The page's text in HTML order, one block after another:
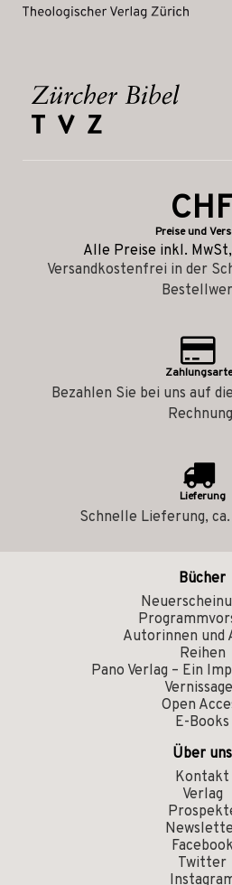
Preise und
Alle Preise inkl.
Versandkostenfrei in der
Bezahlen Sie bei uns auf
Lieferung
Schnelle Lieferung,
Bücher
Autorinnen und
Reihen
Pano Verlag – Ein
Open
E-Books
Über uns
Kontakt
Verlag
Twitter